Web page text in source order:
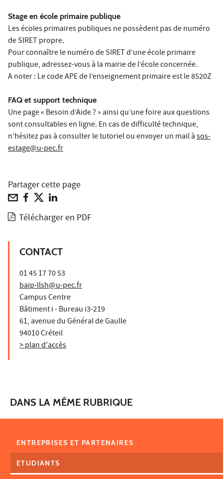
Stage en école primaire publique
Les écoles primaires publiques ne possèdent pas de numéro
de SIRET propre.
Pour connaître le numéro de SIRET d’une école primaire
publique, adressez-vous à la mairie de l’école concernée.
A noter : Le code APE de l’enseignement primaire est le 8520Z
FAQ et support technique
Une page « Besoin d’Aide ? » ainsi qu’une foire aux questions
sont consultables en ligne. En cas de difficulté technique,
n’hésitez pas à consulter le tutoriel ou envoyer un mail àsos-
estage@u-pec.fr
Partager cette page
Télécharger en PDF
CONTACT
01 45 17 70 53
baip-llsh@u-pec.fr
Campus Centre
Bâtiment i - Bureau i3-219
61, avenue du Général de Gaulle
94010 Créteil
> plan d'accès
DANS LA MÊME RUBRIQUE
ENTREPRISES ET PARTENAIRES
ETUDIANTS